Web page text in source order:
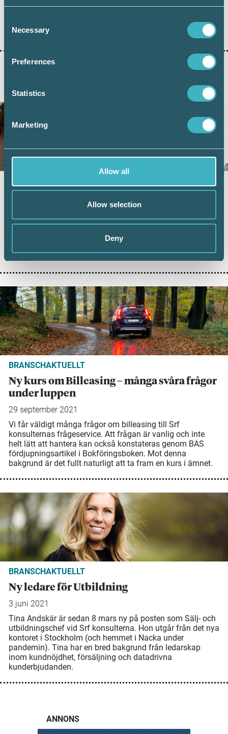
Selection
Necessary
Preferences
Statistics
Marketing
Allow all
Allow selection
Deny
Branschens behov av kompetensutveckling skapar högt
tryck på kurser. Tina Andskär, Sälj- och utbildningschef vid
BRANSCHAKTUELLT
Ny kurs om Billeasing – många svåra frågor
under luppen
29 september 2021
Vi får väldigt många frågor om billeasing till Srf
konsulternas frågeservice. Att frågan är vanlig och inte
helt lätt att hantera kan också konstateras genom BAS
fördjupningsartikel i Bokföringsboken. Mot denna
bakgrund är det fullt naturligt att ta fram en kurs i ämnet.
BRANSCHAKTUELLT
Ny ledare för Utbildning
3 juni 2021
Tina Andskär är sedan 8 mars ny på posten som Sälj- och
utbildningschef vid Srf konsulterna. Hon utgår från det nya
kontoret i Stockholm (och hemmet i Nacka under
pandemin). Tina har en bred bakgrund från ledarskap
inom kundnöjdhet, försäljning och datadrivna
kunderbjudanden.
ANNONS